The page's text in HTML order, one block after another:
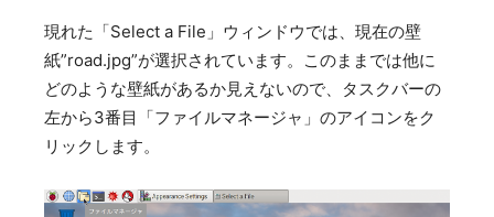
現れた「Select a File」ウィンドウでは、現在の壁
紙”road.jpg”が選択されています。このままでは他に
どのような壁紙があるか見えないので、タスクバーの
左から3番目「ファイルマネージャ」のアイコンをク
リックします。